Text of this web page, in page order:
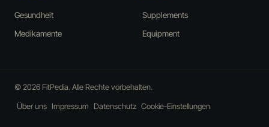
Gesundheit
Medikamente
Supplements
Equipment
© 2026 FitPedia. Alle Rechte vorbehalten.
Über uns Impressum Datenschutz Cookie-Einstellungen